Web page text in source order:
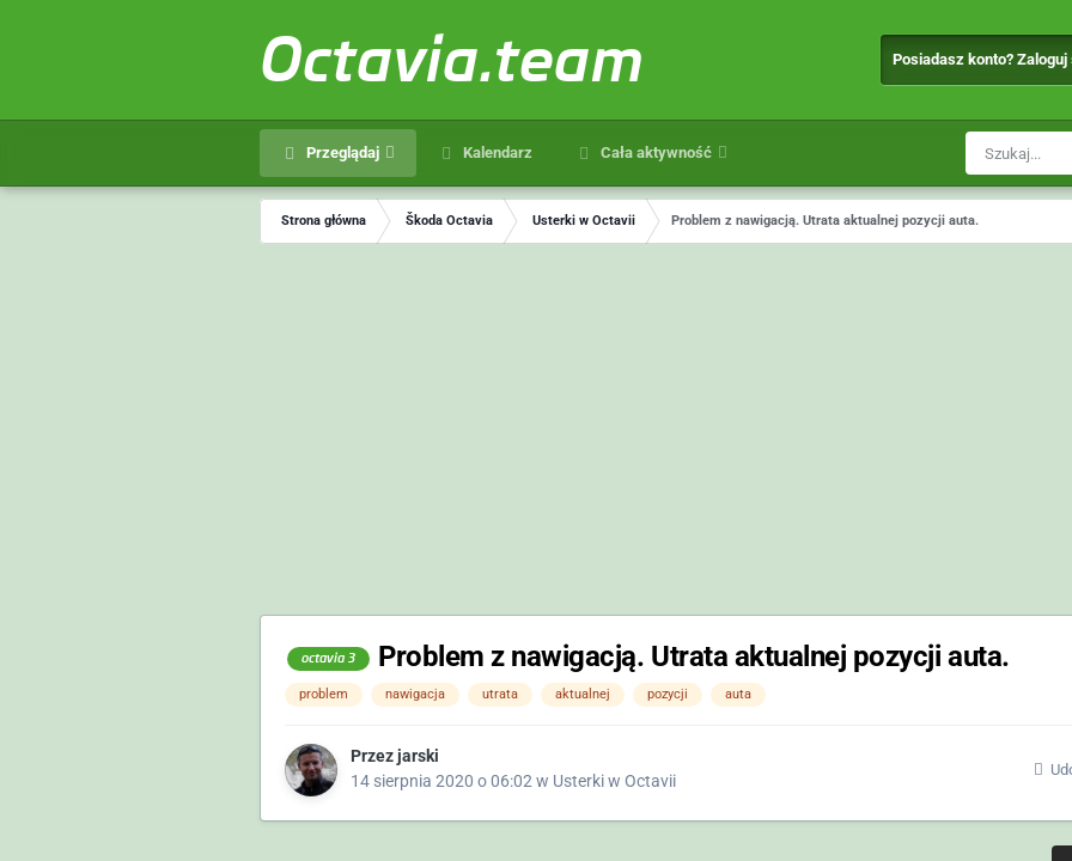
Octavia.team Posiadasz konto? Zaloguj
Przeglądaj Kalendarz Cała aktywność
Strona główna Škoda Octavia Usterki w Octavii Problem z nawigacją. Utrata aktualnej pozycji auta.
octavia 3 Problem z nawigacją. Utrata aktualnej pozycji auta.
problem nawigacja utrata aktualnej pozycji auta
Przezjarski
14 sierpnia 2020 o 06:02w Usterki w Octavii